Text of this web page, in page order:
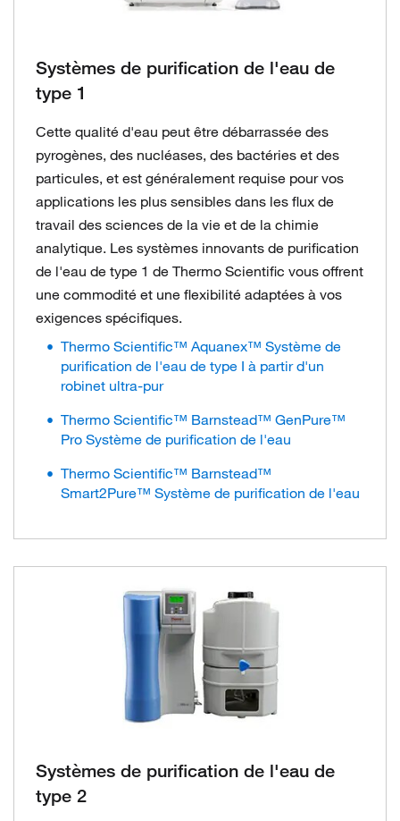
Systèmes de purification de l'eau de
type 1
Cette qualité d'eau peut être débarrassée des
pyrogènes, des nucléases, des bactéries et des
particules, et est généralement requise pour vos
applications les plus sensibles dans les flux de
travail des sciences de la vie et de la chimie
analytique. Les systèmes innovants de purification
de l'eau de type 1 de Thermo Scientific vous offrent
une commodité et une flexibilité adaptées à vos
exigences spécifiques.
Thermo Scientific™ Aquanex™ Système de
purification de l'eau de type I à partir d'un
robinet ultra-pur
Thermo Scientific™ Barnstead™ GenPure™
Pro Système de purification de l'eau
Thermo Scientific™ Barnstead™
Smart2Pure™ Système de purification de l'eau
Systèmes de purification de l'eau de
type 2